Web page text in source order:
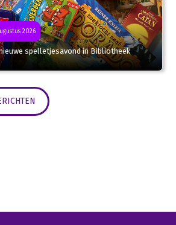
2026
spelletjesavond in Bibliotheek